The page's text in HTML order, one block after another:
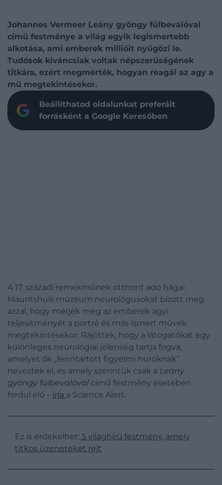
Johannes Vermeer Leány gyöngy fülbevalóval
című festménye a világ egyik legismertebb
alkotása, ami emberek millióit nyűgözi le.
Tudósok kíváncsiak voltak népszerűségének
titkára, ezért megmérték, hogyan reagál az agy a
mű megtekintésekor.
Beállíthatod oldalunkat preferált
forrásként a Google Keresőben
A 17. századi remekműnek otthont adó hágai
Mauritshuis múzeum neurológusokat bízott meg
azzal, hogy mérjék meg az emberek agyi
teljesítményét a portré és más ismert művek
megtekintésekor. Rájöttek, hogy a látogatókat egy
különleges neurológiai jelenség tartja fogva,
amelyet ők „fenntartott figyelmi huroknak”
neveztek el, és amely szerintük csak a Leány
gyöngy fülbevalóval című festmény esetében
fordul elő – írja a Science Alert.
Ez is érdekelhet: 5 világhírű festmény, amely
titkos üzeneteket rejt